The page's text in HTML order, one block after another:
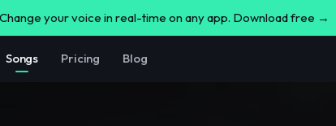
Change your voice in real-time on any app. Download free →
Songs Pricing Blog